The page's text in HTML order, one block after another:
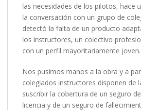
las necesidades de los pilotos, hace
la conversación con un grupo de
detectó la falta de un producto
los instructores, un colectivo
con un perfil mayoritariamente joven.
Nos pusimos manos a la obra y a
colegiados instructores disponen de
suscribir la cobertura de un seguro
licencia y de un seguro de